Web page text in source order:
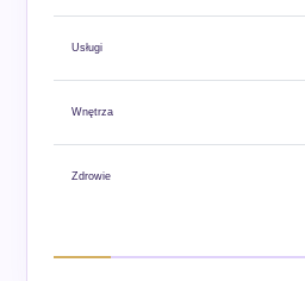
Usługi
Wnętrza
Zdrowie